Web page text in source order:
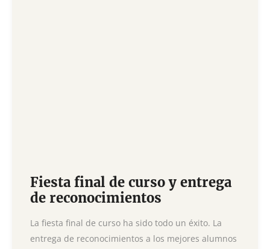
Fiesta final de curso y entrega
de reconocimientos
La fiesta final de curso ha sido todo un éxito. La
entrega de reconocimientos a los mejores alumnos